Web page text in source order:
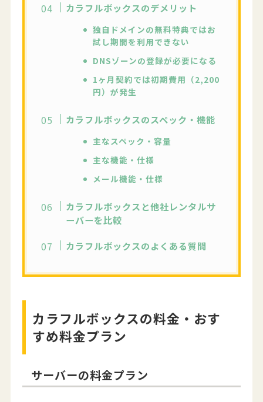
カラフルボックスのデメリット
独自ドメインの無料特典ではお
試し期間を利用できない
DNSゾーンの登録が必要になる
1ヶ月契約では初期費用（2,200
円）が発生
カラフルボックスのスペック・機能
主なスペック・容量
主な機能・仕様
メール機能・仕様
カラフルボックスと他社レンタルサ
ーバーを比較
カラフルボックスのよくある質問
カラフルボックスの料金・おす
すめ料金プラン
サーバーの料金プラン